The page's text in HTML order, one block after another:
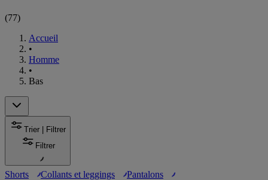
(77)
Accueil
•
Homme
•
Bas
Trier | Filtrer
Filtrer
Shorts Collants et leggings Pantalons